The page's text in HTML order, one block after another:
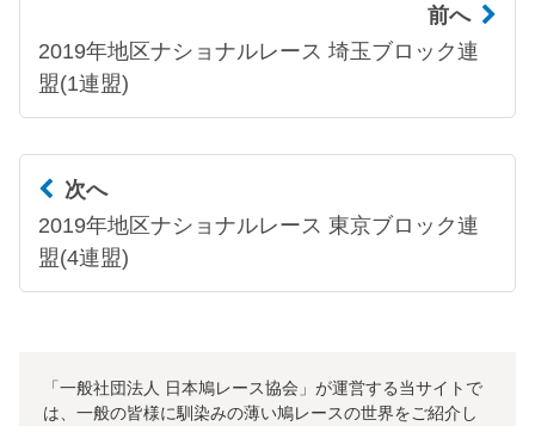
前へ
2019年地区ナショナルレース 埼玉ブロック連
盟(1連盟)
次へ
2019年地区ナショナルレース 東京ブロック連
盟(4連盟)
「一般社団法人 日本鳩レース協会」が運営する当サイトで
は、一般の皆様に馴染みの薄い鳩レースの世界をご紹介し